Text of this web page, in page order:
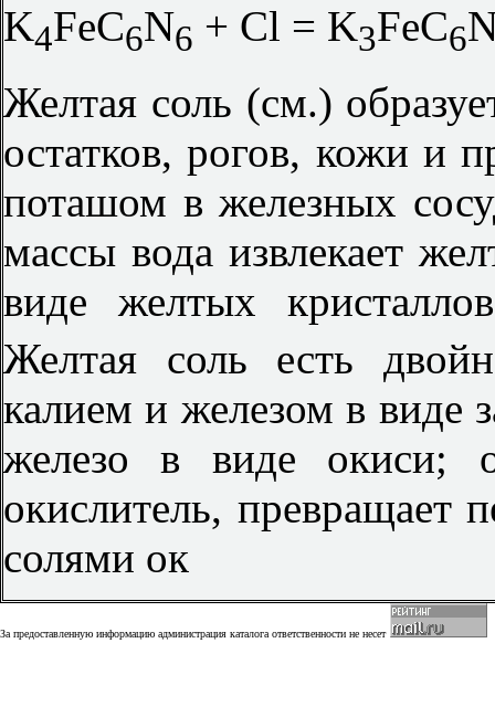
K4FeC6N6 + Cl = K3FeC6
Желтая соль (см.)
остатков, рогов, кожи и
поташом в железных
массы вода извлекает
виде желтых
Желтая соль есть
калием и железом в виде
железо в виде окиси;
окислитель, превращает
солями ок
За предоставленную информацию администрация каталога ответственности не несет